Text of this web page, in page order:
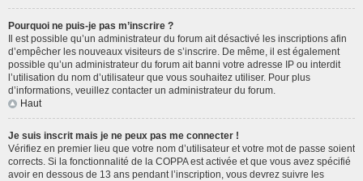
Pourquoi ne puis-je pas m’inscrire ?
Il est possible qu’un administrateur du forum ait désactivé les inscriptions afin
d’empêcher les nouveaux visiteurs de s’inscrire. De même, il est également
possible qu’un administrateur du forum ait banni votre adresse IP ou interdit
l’utilisation du nom d’utilisateur que vous souhaitez utiliser. Pour plus
d’informations, veuillez contacter un administrateur du forum.
Haut
Je suis inscrit mais je ne peux pas me connecter !
Vérifiez en premier lieu que votre nom d’utilisateur et votre mot de passe soient
corrects. Si la fonctionnalité de la COPPA est activée et que vous avez spécifié
avoir en dessous de 13 ans pendant l’inscription, vous devrez suivre les